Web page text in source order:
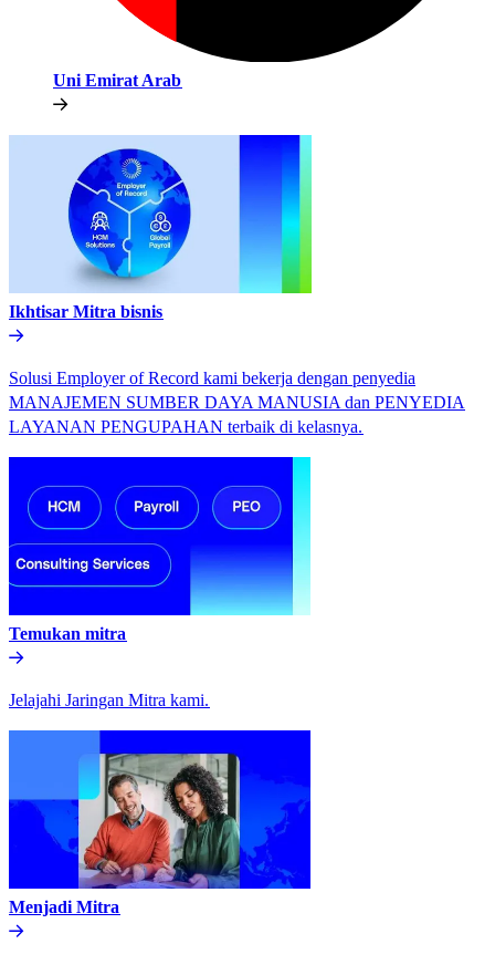
Uni Emirat Arab​​
Ikhtisar Mitra bisnis​​
Solusi Employer of Record kami bekerja dengan penyedia
MANAJEMEN SUMBER DAYA MANUSIA dan PENYEDIA
LAYANAN PENGUPAHAN terbaik di kelasnya.​​
Temukan mitra​​
Jelajahi Jaringan Mitra kami.​​
Menjadi Mitra​​